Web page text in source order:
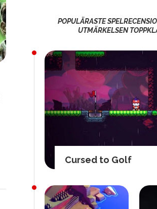
POPULÄRASTE
UTMÄRKELSEN
Cursed to Golf